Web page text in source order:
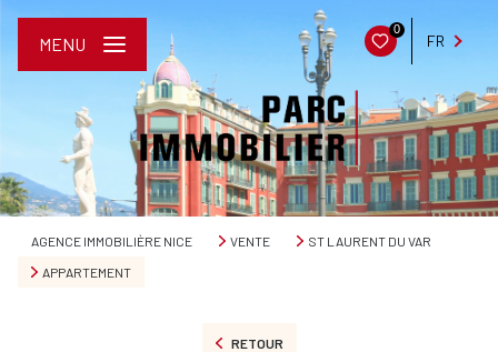
0
FR
MENU
AGENCE IMMOBILIÈRE NICE VENTE
ST LAURENT DU VAR
APPARTEMENT
RETOUR